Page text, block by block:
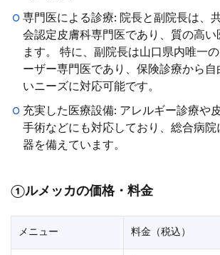
専門医による診療: 院長と副院長は、
会認定皮膚科専門医であり、質の高い
ます。 特に、副院長は山口県内唯一
ーザー専門医であり、保険診療から
いニーズに対応可能です。
充実した医療設備: アレルギー診療や
手術などにも対応しており、総合病
器を備えています。
①ルメッカの価格・料金
メニュー 料金（税込）